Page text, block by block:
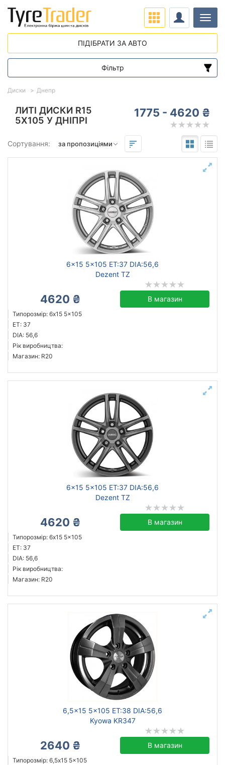
ЛИТІ ДИСКИ R15
5X105 У ДНІПРІ
1775 - 4620 ₴
Сортування:
6x15 5x105 ET:37 DIA:56,6
Dezent TZ
4620 ₴ В магазин
Типорозмір: 6x15 5x105
ET: 37
DIA: 56,6
Рік виробництва:
Магазин: R20
6x15 5x105 ET:37 DIA:56,6
Dezent TZ
4620 ₴ В магазин
Типорозмір: 6x15 5x105
ET: 37
DIA: 56,6
Рік виробництва:
Магазин: R20
6,5x15 5x105 ET:38 DIA:56,6
Kyowa KR347
2640 ₴ В магазин
Типорозмір: 6,5x15 5x105
Диски Днепр
ПІДІБРАТИ ЗА АВТО
Фільтр
Діапазон цін
від
до
до
Kyowa
Racing Wheels
Tech Line
Тип диска
Підібрати